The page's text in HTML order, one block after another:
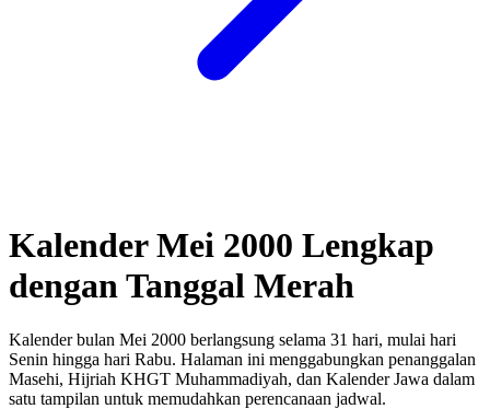
Kalender Mei 2000 Lengkap
dengan Tanggal Merah
Kalender bulan Mei 2000 berlangsung selama 31 hari, mulai hari
Senin hingga hari Rabu. Halaman ini menggabungkan penanggalan
Masehi, Hijriah KHGT Muhammadiyah, dan Kalender Jawa dalam
satu tampilan untuk memudahkan perencanaan jadwal.